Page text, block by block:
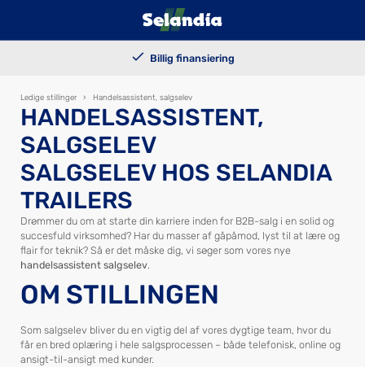
Ledige stillinger › Handelsassistent, salgselev
HANDELSASSISTENT,
SALGSELEV
SALGSELEV HOS SELANDIA
TRAILERS
Drømmer du om at starte din karriere inden for B2B-salg i en solid og
succesfuld virksomhed? Har du masser af gåpåmod, lyst til at lære og
flair for teknik? Så er det måske dig, vi søger som vores nye
handelsassistent salgselev.
OM STILLINGEN
Som salgselev bliver du en vigtig del af vores dygtige team, hvor du
får en bred oplæring i hele salgsprocessen – både telefonisk, online og
ansigt-til-ansigt med kunder.
100.000+ solgte trailers
Billig finansiering
Kundetilpassede løsninger
Levering i hele landet